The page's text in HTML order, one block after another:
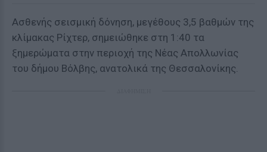
Ασθενής σεισμική δόνηση, μεγέθους 3,5 βαθμών της
κλίμακας Ρίχτερ, σημειώθηκε στη 1:40 τα
ξημερώματα στην περιοχή της Νέας Απολλωνίας
του δήμου Βόλβης, ανατολικά της Θεσσαλονίκης.